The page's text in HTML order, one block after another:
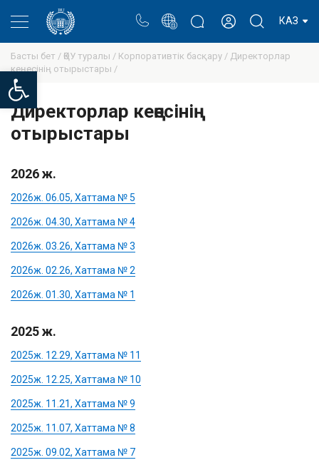
Open toolbar
КАЗ
Басты бет / ҚӨУ туралы / Корпоративтік басқару / Директорлар
кеңесінің отырыстары /
Директорлар кеңесінің
отырыстары
2026 ж.
2026ж. 06.05, Хаттама № 5
2026ж. 04.30, Хаттама № 4
2026ж. 03.26, Хаттама № 3
2026ж. 02.26, Хаттама № 2
2026ж. 01.30, Хаттама № 1
2025 ж.
2025ж. 12.29, Хаттама № 11
2025ж. 12.25, Хаттама № 10
2025ж. 11.21, Хаттама № 9
2025ж. 11.07, Хаттама № 8
2025ж. 09.02, Хаттама № 7